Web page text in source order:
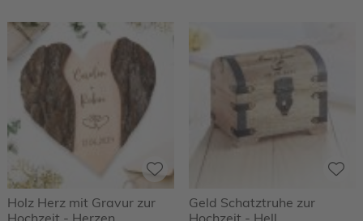
Holz Herz mit Gravur zur
Hochzeit - Herzen
Geld Schatztruhe zur
Hochzeit - Hell